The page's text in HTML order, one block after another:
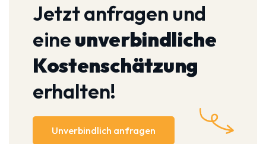
Jetzt anfragen und
eineunverbindliche
Kostenschätzung
erhalten!
Unverbindlich anfragen